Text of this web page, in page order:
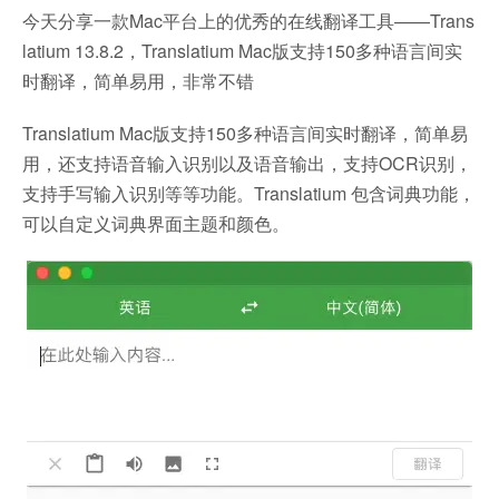
今天分享一款Mac平台上的优秀的在线翻译工具——Trans
latium 13.8.2，Translatium Mac版支持150多种语言间实
时翻译，简单易用，非常不错
Translatium Mac版支持150多种语言间实时翻译，简单易
用，还支持语音输入识别以及语音输出，支持OCR识别，
支持手写输入识别等等功能。Translatium 包含词典功能，
可以自定义词典界面主题和颜色。